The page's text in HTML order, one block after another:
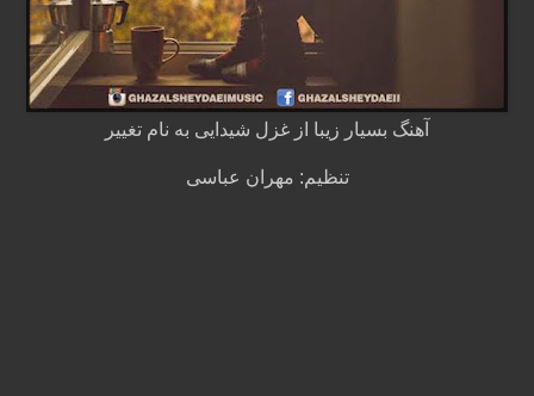
آهنگ بسیار زیبا از غزل شیدایی به نام تغییر
تنظیم: مهران عباسی